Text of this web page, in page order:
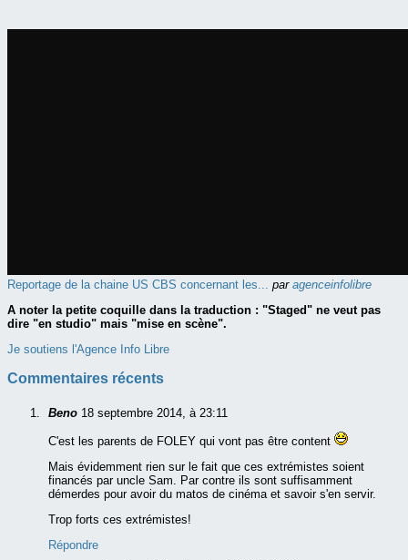
Reportage de la chaine US CBS concernant les... par agenceinfolibre
A noter la petite coquille dans la traduction : "Staged" ne veut pas
dire "en studio" mais "mise en scène".
Je soutiens l'Agence Info Libre
Commentaires récents
Beno 18 septembre 2014, à 23:11
C'est les parents de FOLEY qui vont pas être content
Mais évidemment rien sur le fait que ces extrémistes soient
financés par uncle Sam. Par contre ils sont suffisamment
démerdes pour avoir du matos de cinéma et savoir s'en servir.
Trop forts ces extrémistes!
Répondre